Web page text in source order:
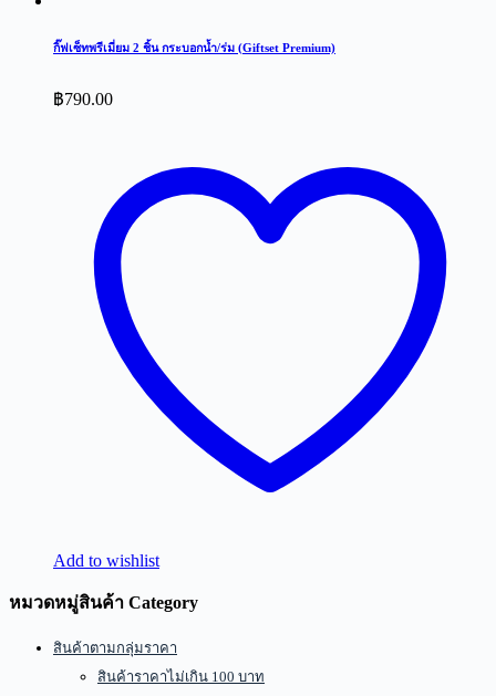
กิ๊ฟเซ็ทพรีเมี่ยม 2 ชิ้น กระบอกน้ำ/ร่ม (Giftset Premium)
฿790.00
Add to wishlist
หมวดหมู่สินค้า Category
สินค้าตามกลุ่มราคา
สินค้าราคาไม่เกิน 100 บาท